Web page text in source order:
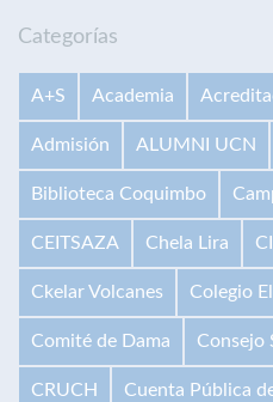
Categorías
A+S Academia
Admisión ALUMNI UCN
Biblioteca Coquimbo
CEITSAZA Chela Lira
Ckelar Volcanes Colegio
Comité de Dama Consejo
CRUCH Cuenta Pública